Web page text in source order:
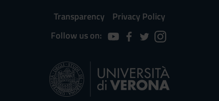
Transparency
Privacy Policy
Follow us on: